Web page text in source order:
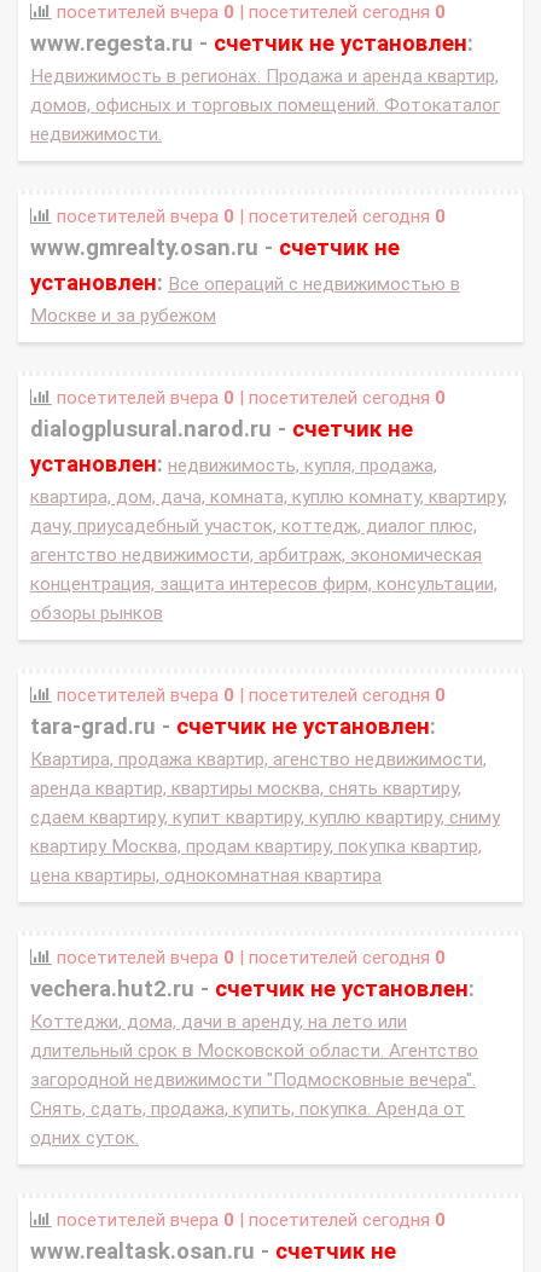
посетителей вчера 0 | посетителей сегодня 0
www.regesta.ru - счетчик не установлен:
Недвижимость в регионах. Продажа и аренда квартир,
домов, офисных и торговых помещений. Фотокаталог
недвижимости.
посетителей вчера 0 | посетителей сегодня 0
www.gmrealty.osan.ru - счетчик не
установлен: Все операций с недвижимостью в
Москве и за рубежом
посетителей вчера 0 | посетителей сегодня 0
dialogplusural.narod.ru - счетчик не
установлен: недвижимость, купля, продажа,
квартира, дом, дача, комната, куплю комнату, квартиру,
дачу, приусадебный участок, коттедж, диалог плюс,
агентство недвижимости, арбитраж, экономическая
концентрация, защита интересов фирм, консультации,
обзоры рынков
посетителей вчера 0 | посетителей сегодня 0
tara-grad.ru - счетчик не установлен:
Квартира, продажа квартир, агенство недвижимости,
аренда квартир, квартиры москва, снять квартиру,
сдаем квартиру, купит квартиру, куплю квартиру, сниму
квартиру Москва, продам квартиру, покупка квартир,
цена квартиры, однокомнатная квартира
посетителей вчера 0 | посетителей сегодня 0
vechera.hut2.ru - счетчик не установлен:
Коттеджи, дома, дачи в аренду, на лето или
длительный срок в Московской области. Агентство
загородной недвижимости "Подмосковные вечера".
Снять, сдать, продажа, купить, покупка. Аренда от
одних суток.
посетителей вчера 0 | посетителей сегодня 0
www.realtask.osan.ru - счетчик не